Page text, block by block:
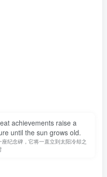
achievements raise a
until the sun grows old.
纪念碑，它将一直立到太阳冷却之